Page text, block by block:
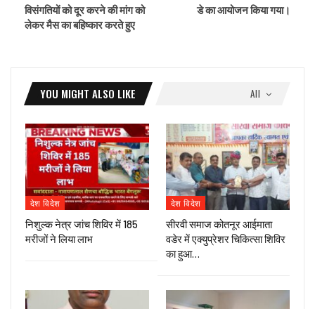
विसंगतियों को दूर करने की मांग को
लेकर मैस का बहिष्कार करते हुए
डे का आयोजन किया गया।
All
YOU MIGHT ALSO LIKE
देश विदेश
निशुल्क नेत्र जांच शिविर में 185
मरीजों ने लिया लाभ
देश विदेश
सीरवी समाज कोतनूर आईमाता
वडेर में एक्युप्रेशर चिकित्सा शिविर
का हुआ…